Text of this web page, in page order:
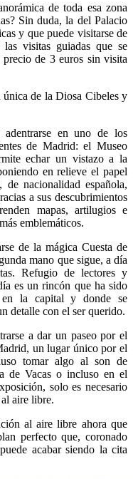
de toda esa zona
Sin duda, la del Palacio
y que puede visitarse de
visitas guiadas que se
de 3 euros sin visita
única de la Diosa Cibeles y
adentrarse en uno de los
de Madrid: el Museo
echar un vistazo a la
en relieve el papel
de nacionalidad española,
a sus descubrimientos
mapas, artilugios e
emblemáticos.
de la mágica Cuesta de
mano que sigue, a día
Refugio de lectores y
es un rincón que ha sido
la capital y donde se
detalle con el ser querido.
a dar un paseo por el
un lugar único por el
tomar algo al son de
de Vacas o incluso en el
solo es necesario
al aire libre.
al aire libre ahora que
perfecto que, coronado
acabar siendo la cita